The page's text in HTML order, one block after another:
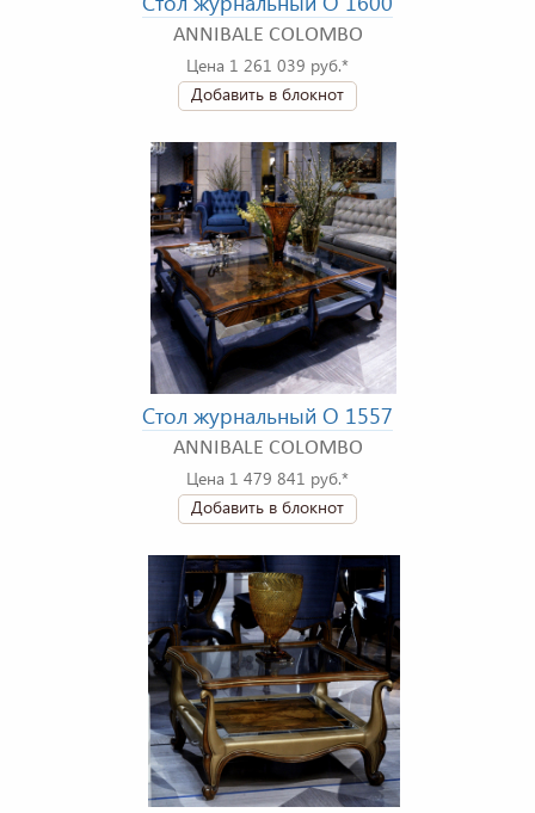
ANNIBALE COLOMBO
Цена 1 261 039 руб.*
Добавить в блокнот
Стол журнальный O 1557
ANNIBALE COLOMBO
Цена 1 479 841 руб.*
Добавить в блокнот